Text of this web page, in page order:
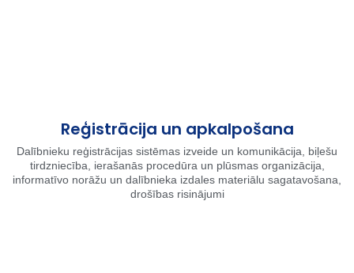
Reģistrācija un apkalpošana
Dalībnieku reģistrācijas sistēmas izveide un komunikācija, biļešu
tirdzniecība, ierašanās procedūra un plūsmas organizācija,
informatīvo norāžu un dalībnieka izdales materiālu sagatavošana,
drošības risinājumi